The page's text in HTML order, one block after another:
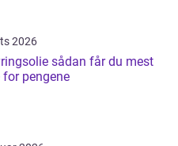
2026
sådan får du mest
for pengene